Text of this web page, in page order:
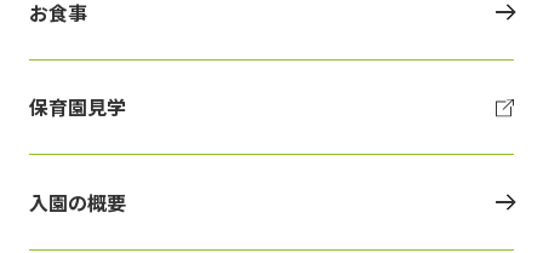
お食事
保育園見学
入園の概要